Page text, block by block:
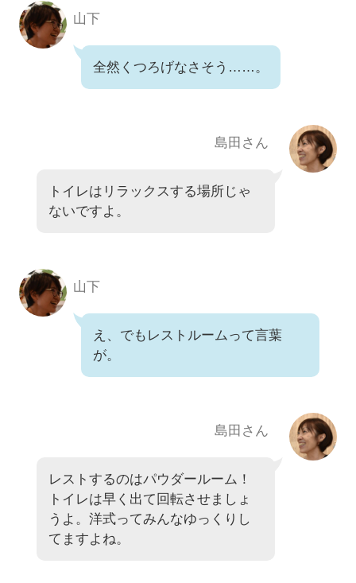
山下
全然くつろげなさそう……。
島田さん
トイレはリラックスする場所じゃ
ないですよ。
山下
え、でもレストルームって言葉
が。
島田さん
レストするのはパウダールーム！
トイレは早く出て回転させましょ
うよ。洋式ってみんなゆっくりし
てますよね。